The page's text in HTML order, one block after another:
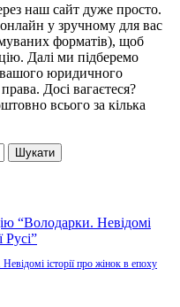
наш сайт дуже просто.
у зручному для вас
форматів), щоб
Далі ми підберемо
вашого юридичного
Досі вагаєтеся?
всього за кілька
історії про жінок в епоху